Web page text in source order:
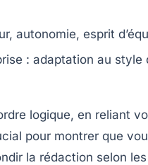
autonomie, esprit
: adaptation au style
logique, en reliant
pour montrer que
la rédaction selon